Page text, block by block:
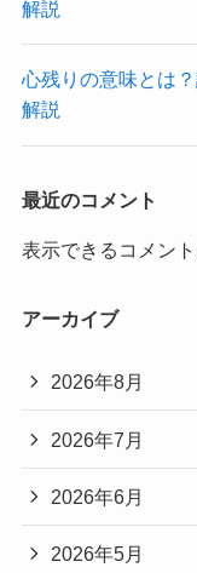
解説
心残りの意味とは
解説
最近のコメント
表示できるコメント
アーカイブ
2026年8月
2026年7月
2026年6月
2026年5月